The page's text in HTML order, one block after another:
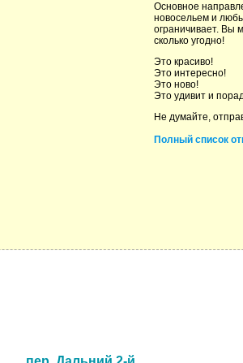
Основное
новосельем и
ограничивает. Вы
сколько угодно!
Это красиво!
Это интересно!
Это ново!
Это удивит и
Не думайте,
Полный список